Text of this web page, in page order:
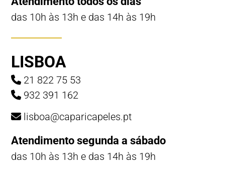
das 10h às 13h e das 14h às 19h
LISBOA
21 822 75 53
932 391 162
lisboa@caparicapeles.pt
Atendimento segunda a sábado
das 10h às 13h e das 14h às 19h